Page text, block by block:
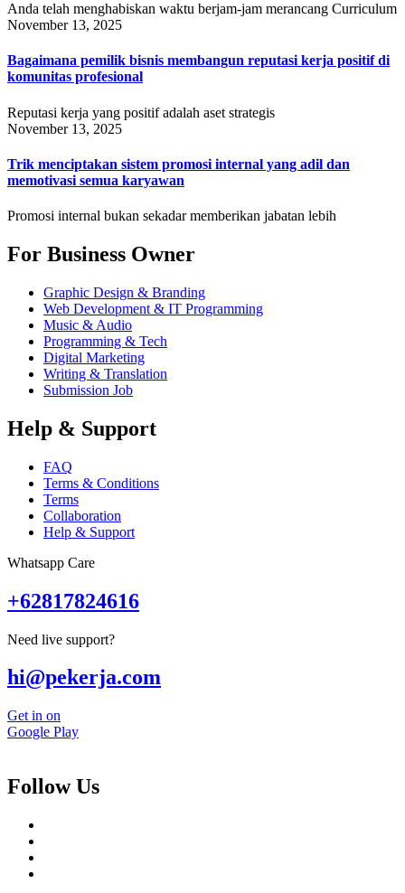
Anda telah menghabiskan waktu berjam-jam merancang Curriculum
November 13, 2025
Bagaimana pemilik bisnis membangun reputasi kerja positif di
komunitas profesional
Reputasi kerja yang positif adalah aset strategis
November 13, 2025
Trik menciptakan sistem promosi internal yang adil dan
memotivasi semua karyawan
Promosi internal bukan sekadar memberikan jabatan lebih
For Business Owner
Graphic Design & Branding
Web Development & IT Programming
Music & Audio
Programming & Tech
Digital Marketing
Writing & Translation
Submission Job
Help & Support
FAQ
Terms & Conditions
Terms
Collaboration
Help & Support
Whatsapp Care
+62817824616
Need live support?
hi@pekerja.com
Get in on
Google Play
Follow Us